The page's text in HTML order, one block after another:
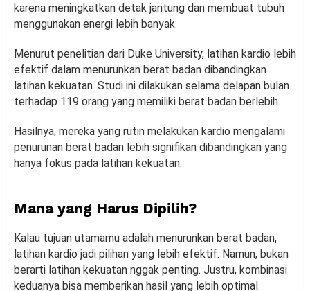
karena meningkatkan detak jantung dan membuat tubuh
menggunakan energi lebih banyak.
Menurut penelitian dari Duke University, latihan kardio lebih
efektif dalam menurunkan berat badan dibandingkan
latihan kekuatan. Studi ini dilakukan selama delapan bulan
terhadap 119 orang yang memiliki berat badan berlebih.
Hasilnya, mereka yang rutin melakukan kardio mengalami
penurunan berat badan lebih signifikan dibandingkan yang
hanya fokus pada latihan kekuatan.
Mana yang Harus Dipilih?
Kalau tujuan utamamu adalah menurunkan berat badan,
latihan kardio jadi pilihan yang lebih efektif. Namun, bukan
berarti latihan kekuatan nggak penting. Justru, kombinasi
keduanya bisa memberikan hasil yang lebih optimal.